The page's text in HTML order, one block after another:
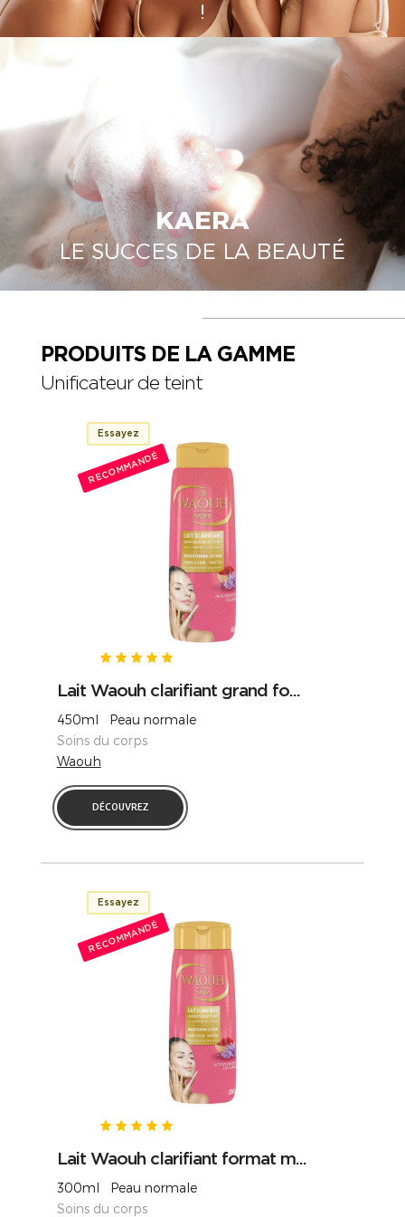
!
KAERA
LE SUCCES DE LA BEAUTÉ
PRODUITS DE LA GAMME
Unificateur de teint
Essayez
RECOMMANDÉ
Lait Waouh clarifiant grand fo...
450ml Peau normale
Soins du corps
Waouh
DÉCOUVREZ
Essayez
RECOMMANDÉ
Lait Waouh clarifiant format m...
300ml Peau normale
Soins du corps